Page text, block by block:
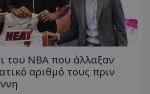
του NBA που άλλαξαν
αριθμό τους πριν